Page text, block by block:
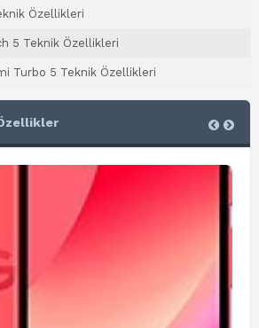
Özellikleri
5 Teknik Özellikleri
Turbo 5 Teknik Özellikleri